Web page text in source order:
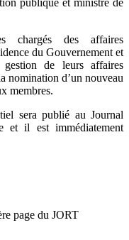
chargés des affaires
du Gouvernement et
gestion de leurs affaires
nomination d’un nouveau
membres.
sera publié au Journal
et il est immédiatement
page du JORT